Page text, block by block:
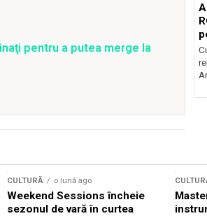
pentru a putea merge la
CULTURĂ o lună ago
Weekend Sessions încheie
sezonul de vară în curtea